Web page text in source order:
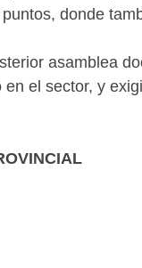
donde
asamblea
en el sector, y